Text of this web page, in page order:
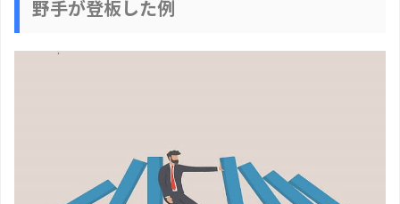
野手が登板した例